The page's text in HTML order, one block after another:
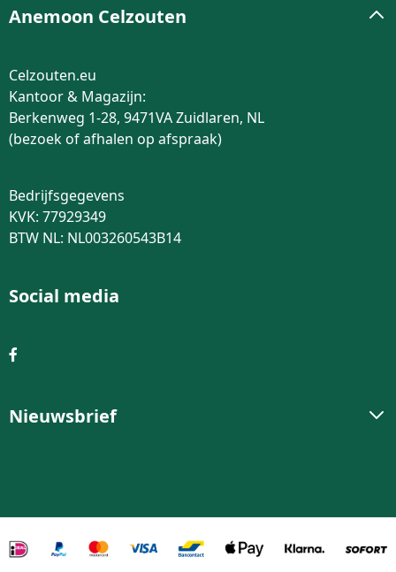
Anemoon Celzouten
Celzouten.eu
Kantoor & Magazijn:
Berkenweg 1-28, 9471VA Zuidlaren, NL
(bezoek of afhalen op afspraak)
Bedrijfsgegevens
KVK: 77929349
BTW NL: NL003260543B14
Social media
Nieuwsbrief